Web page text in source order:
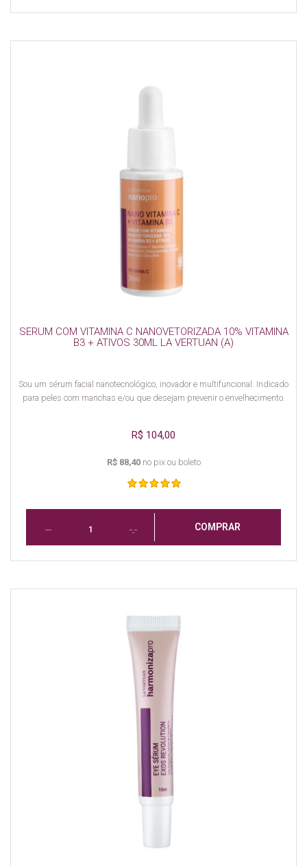
SERUM COM VITAMINA C NANOVETORIZADA 10% VITAMINA
B3 + ATIVOS 30ML LA VERTUAN (A)
Sou um sérum facial nanotecnológico, inovador e multifuncional. Indicado
para peles com manchas e/ou que desejam prevenir o envelhecimento.
R$ 104,00
R$ 88,40no pix ou boleto
COMPRAR